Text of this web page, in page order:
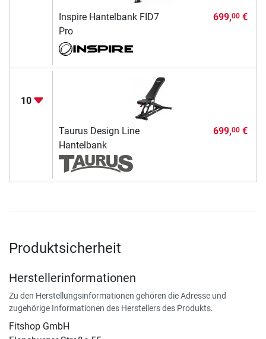
Inspire Hantelbank FID7
Pro
699,00€
10
Taurus Design Line
Hantelbank
699,00€
Produktsicherheit
Herstellerinformationen
Zu den Herstellungsinformationen gehören die Adresse und
zugehörige Informationen des Herstellers des Produkts.
Fitshop GmbH